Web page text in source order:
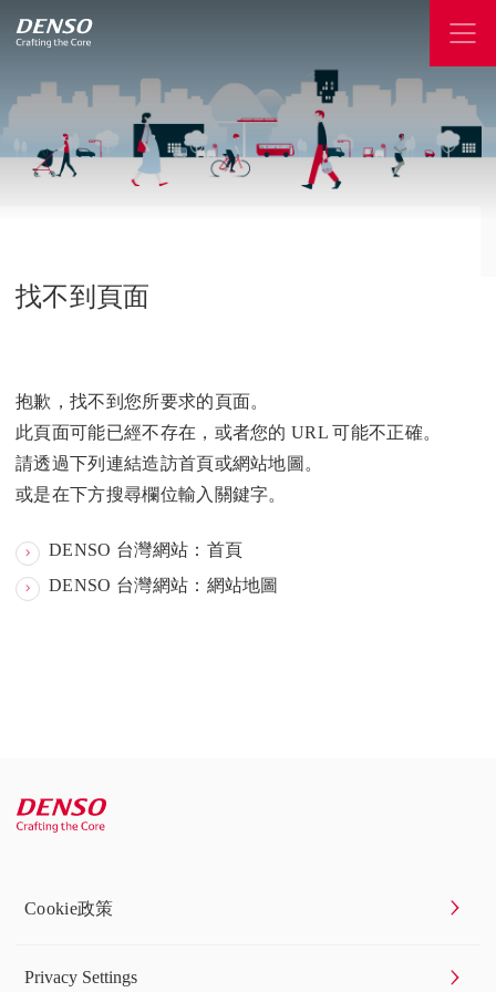
找不到頁面
抱歉，找不到您所要求的頁面。
此頁面可能已經不存在，或者您的 URL 可能不正確。
請透過下列連結造訪首頁或網站地圖。
或是在下方搜尋欄位輸入關鍵字。
DENSO 台灣網站：首頁
DENSO 台灣網站：網站地圖
Cookie政策
Privacy Settings